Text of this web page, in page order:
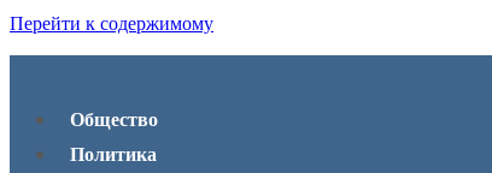
Перейти к содержимому
Общество
Политика